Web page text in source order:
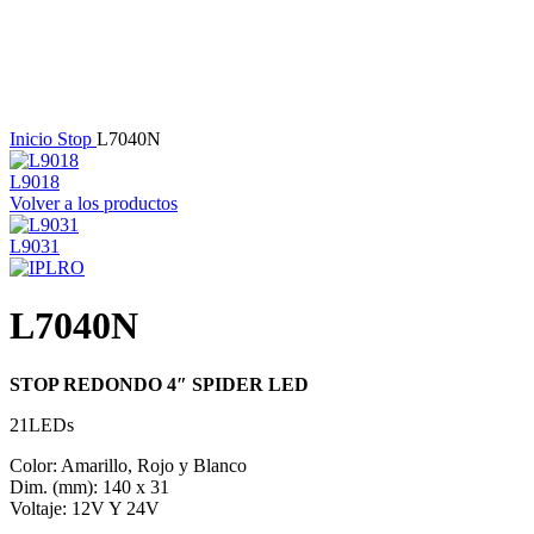
Inicio Stop L7040N
L9018
Volver a los productos
L9031
L7040N
STOP REDONDO 4″ SPIDER LED
21LEDs
Color: Amarillo, Rojo y Blanco
Dim. (mm): 140 x 31
Voltaje: 12V Y 24V